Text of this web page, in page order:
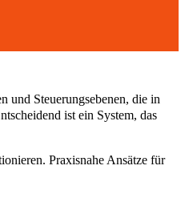
und Steuerungsebenen, die in
ist ein System, das
Praxisnahe Ansätze für